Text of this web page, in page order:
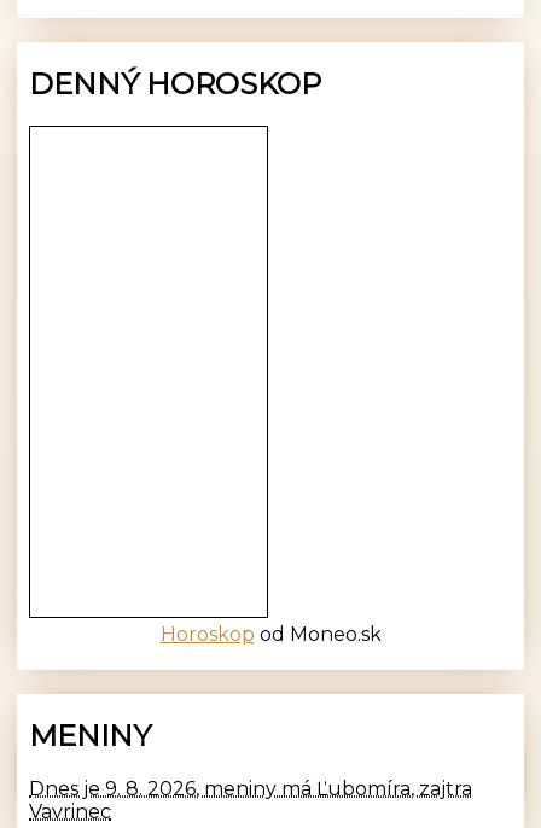
DENNÝ HOROSKOP
Horoskop od Moneo.sk
MENINY
Dnes je 9. 8. 2026, meniny má Ľubomíra, zajtra
Vavrinec